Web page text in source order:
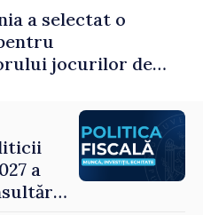
a selectat o
jocurilor de
a